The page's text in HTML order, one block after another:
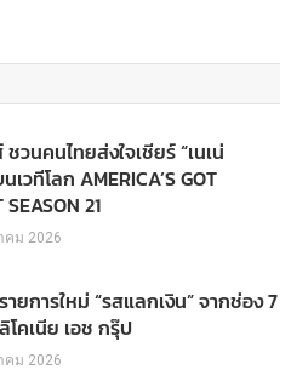
วนคนไทยส่งใจเชียร์ “เนเน่
เวทีโลก AMERICA’S GOT
21
คม 2026
ายการใหม่ “รสแลกเงิน” จากช่อง 7
โคเนีย เอช กรุ๊ป
คม 2026